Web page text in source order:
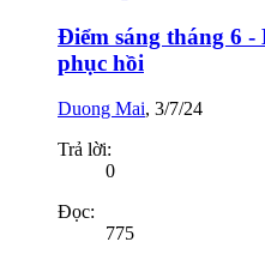
Điểm sáng tháng 6
phục hồi
Duong Mai, 3/7/24
Trả lời:
0
Đọc:
775